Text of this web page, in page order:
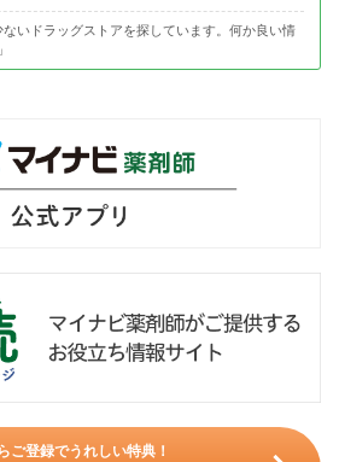
いドラッグストアを探しています。何か良い情
ご登録でうれしい特典！